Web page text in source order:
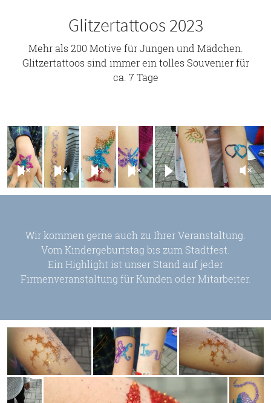
Glitzertattoos 2023
Mehr als 200 Motive für Jungen und Mädchen.
Glitzertattoos sind immer ein tolles Souvenier für
ca. 7 Tage
Wir kommen gerne auch zu Ihrer Veranstaltung.
Vom Kindergeburtstag bis zum Stadtfest.
Ein Highlight ist unser Stand auf jeder
Firmenveranstaltung für Kunden oder Mitarbeiter.